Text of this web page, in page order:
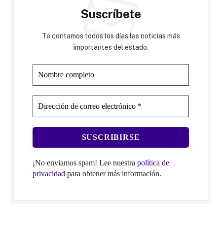
Suscríbete
Te contamos todos los días las noticias más
importantes del estado.
¡No enviamos spam! Lee nuestra política de
privacidad para obtener más información.